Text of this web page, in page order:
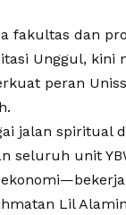
fakultas dan
Unggul, kini
peran
jalan spiritual
seluruh unit
Lil